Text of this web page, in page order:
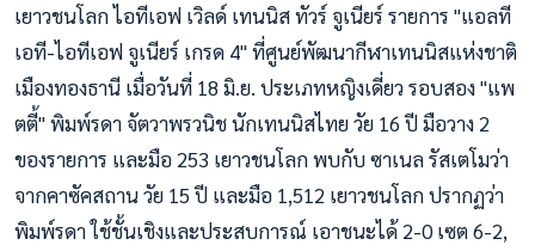
เยาวชนโลก ไอทีเอฟ เวิลด์ เทนนิส ทัวร์ จูเนียร์ รายการ "แอลที
เอที-ไอทีเอฟ จูเนียร์ เกรด 4" ที่ศูนย์พัฒนากีฬาเทนนิสแห่งชาติ
เมืองทองธานี เมื่อวันที่ 18 มิ.ย. ประเภทหญิงเดี่ยว รอบสอง "แพ
ตตี้" พิมพ์รดา จัตวาพรวนิช นักเทนนิสไทย วัย 16 ปี มือวาง 2
ของรายการ และมือ 253 เยาวชนโลก พบกับ ซาเนล รัสเตโมว่า
จากคาซัคสถาน วัย 15 ปี และมือ 1,512 เยาวชนโลก ปรากฏว่า
พิมพ์รดา ใช้ชั้นเชิงและประสบการณ์ เอาชนะได้ 2-0 เซต 6-2,